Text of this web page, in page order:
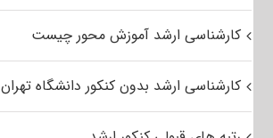
کارشناسی ارشد آموزش محور چیست
کارشناسی ارشد بدون کنکور دانشگاه تهران